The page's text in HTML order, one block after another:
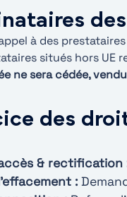
à des
situés hors UE
ne sera cédée,
des
& rectification
: